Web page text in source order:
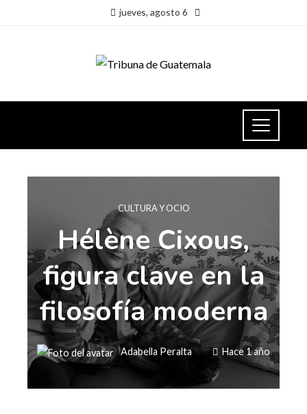
jueves, agosto 6
CULTURA Y OCIO
Hélène Cixous,
figura clave en la
filosofía moderna
Adabella Peralta Hace 1 año